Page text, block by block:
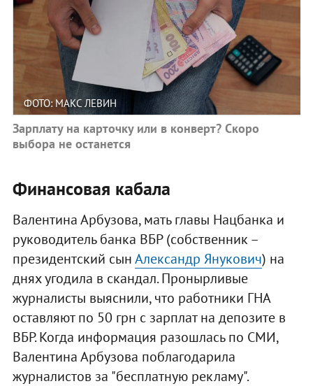
ФОТО: МАКС ЛЕВИН
Зарплату на карточку или в конверт? Скоро
выбора не останется
Финансовая кабала
Валентина Арбузова, мать главы Нацбанка и
руководитель банка ВБР (собственник –
президентский сынАлександр Янукович) на
днях угодила в скандал. Пронырливые
журналисты выяснили, что работники ГНА
оставляют по 50 грн с зарплат на депозите в
ВБР. Когда информация разошлась по СМИ,
Валентина Арбузова поблагодарила
журналистов за "бесплатную рекламу".